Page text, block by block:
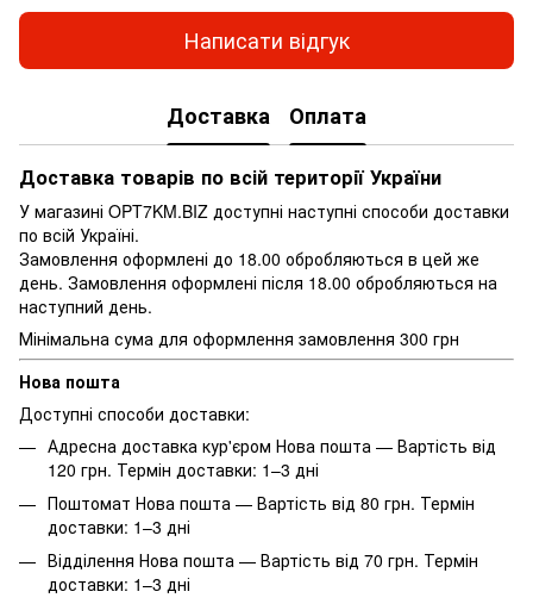
Написати відгук
Доставка Оплата
Доставка товарів по всій території України
У магазині OPT7KM.BIZ доступні наступні способи доставки
по всій Україні.
Замовлення оформлені до 18.00 обробляються в цей же
день. Замовлення оформлені після 18.00 обробляються на
наступний день.
Мінімальна сума для оформлення замовлення 300 грн
Нова пошта
Доступні способи доставки:
Адресна доставка кур'єром Нова пошта — Вартість від
120 грн. Термін доставки: 1–3 дні
Поштомат Нова пошта — Вартість від 80 грн. Термін
доставки: 1–3 дні
Відділення Нова пошта — Вартість від 70 грн. Термін
доставки: 1–3 дні